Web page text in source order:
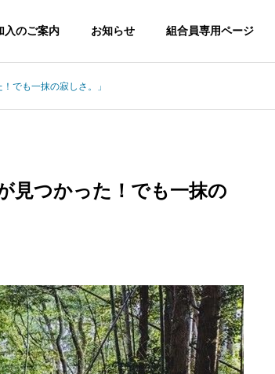
入のご案内 お知らせ 組合員専用ページ
種サービスの
ろうきんのご紹介
中央労働金庫のWEBページ
記
保護中: 市職員の森日記
第36話「新プロジェクト開
始！」
でも一抹の寂しさ。」
見つかった！でも一抹の